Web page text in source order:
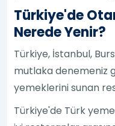
Türkiye'de
Nerede Yenir?
Türkiye, İstanbul,
mutlaka denemeniz
yemeklerini sunan
Türkiye'de Türk